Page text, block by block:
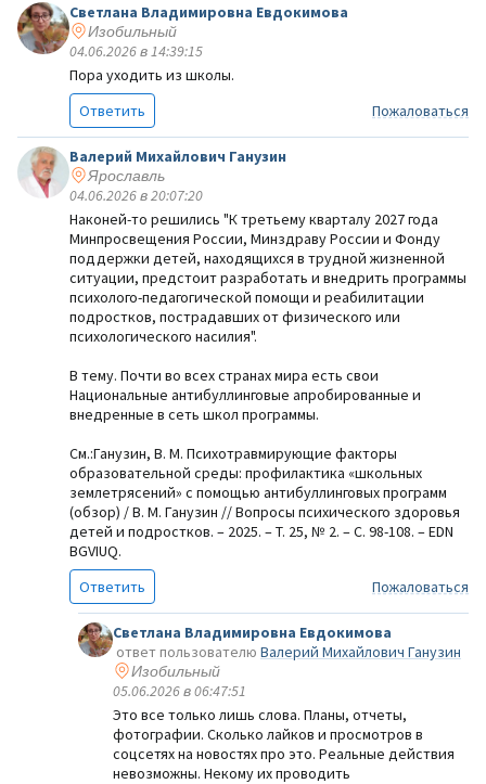
Светлана Владимировна Евдокимова
Изобильный
04.06.2026 в 14:39:15
Пора уходить из школы.
Ответить
Пожаловаться
Валерий Михайлович Ганузин
Ярославль
04.06.2026 в 20:07:20
Наконей-то решились "К третьему кварталу 2027 года
Минпросвещения России, Минздраву России и Фонду
поддержки детей, находящихся в трудной жизненной
ситуации, предстоит разработать и внедрить программы
психолого-педагогической помощи и реабилитации
подростков, пострадавших от физического или
психологического насилия".
В тему. Почти во всех странах мира есть свои
Национальные антибуллинговые апробированные и
внедренные в сеть школ программы.
См.:Ганузин, В. М. Психотравмирующие факторы
образовательной среды: профилактика «школьных
землетрясений» с помощью антибуллинговых программ
(обзор) / В. М. Ганузин // Вопросы психического здоровья
детей и подростков. – 2025. – Т. 25, № 2. – С. 98-108. – EDN
BGVIUQ.
Ответить
Пожаловаться
Светлана Владимировна Евдокимова
ответ пользователю Валерий Михайлович Ганузин
Изобильный
05.06.2026 в 06:47:51
Это все только лишь слова. Планы, отчеты,
фотографии. Сколько лайков и просмотров в
соцсетях на новостях про это. Реальные действия
невозможны. Некому их проводить